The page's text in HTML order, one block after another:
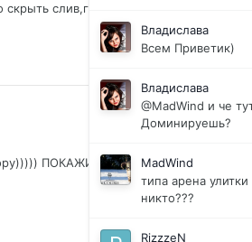
слив,го говорю с гмами побьемся
ПОКАЖИ)))))),вам кто так в уши то
Владислава
Всем Приветик)
Владислава
@MadWind и че
Доминируешь?
MadWind
типа арена
никто???
RizzzeN